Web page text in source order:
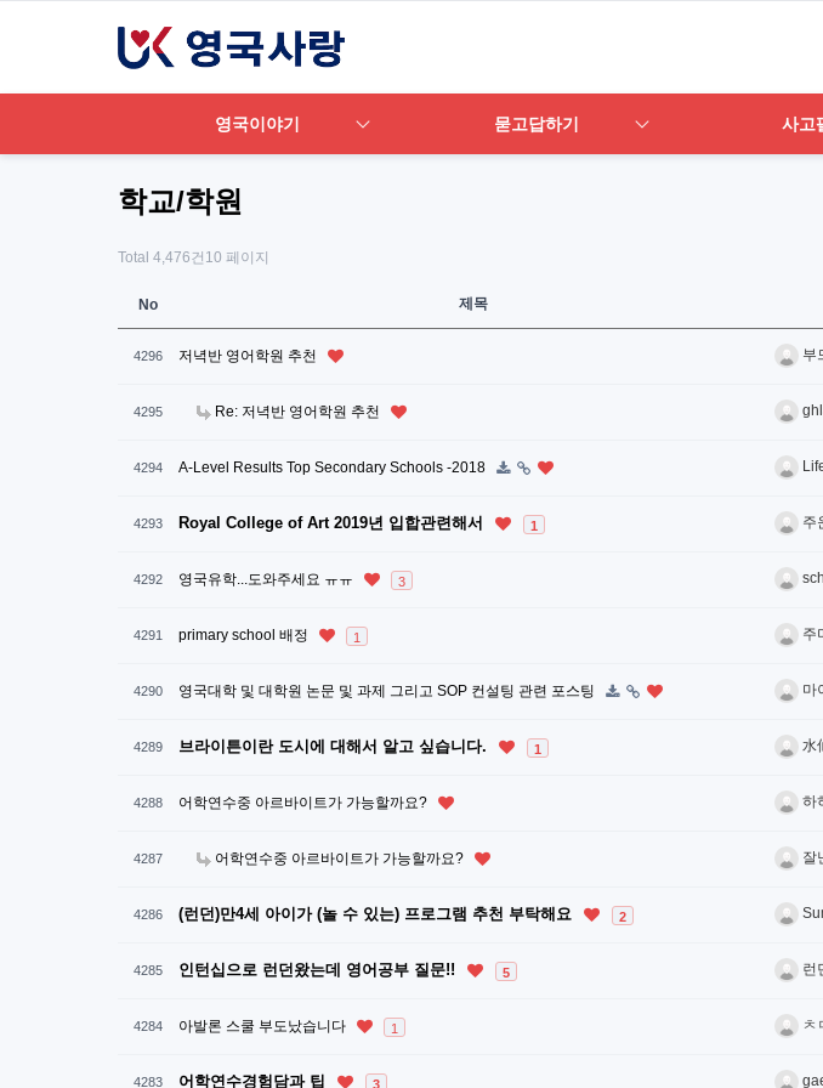
영국이야기 묻고답하기 사고
학교/학원
Total 4,476건 10 페이지
No 제목
4296 저녁반 영어학원 추천 부
4295 Re: 저녁반 영어학원 추천
4294 A-Level Results Top Secondary Schools -2018
4293 Royal College of Art 2019년 입합관련해서 1 주
4292 영국유학...도와주세요 ㅠㅠ 3
4291 primary school 배정 1 주
4290 영국대학 및 대학원 논문 및 과제 그리고 SOP 컨설팅 관련 포스팅 마
4289 브라이튼이란 도시에 대해서 알고 싶습니다. 1 水
4288 어학연수중 아르바이트가 가능할까요? 하
4287 어학연수중 아르바이트가 가능할까요? 잘
4286 (런던)만4세 아이가 (놀 수 있는) 프로그램 추천 부탁해요 2
4285 인턴십으로 런던왔는데 영어공부 질문!! 5 런
4284 아발론 스쿨 부도났습니다 1 ㅊ
4283 어학연수경험담과 팁 3